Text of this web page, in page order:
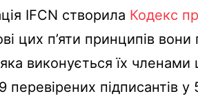
IFCN створила Кодекс
цих п’яти принципів вони
виконується їх
перевірених підписантів у